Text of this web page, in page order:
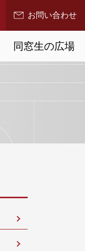
お問い合わせ
同窓生の広場